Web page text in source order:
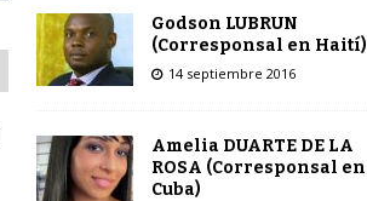
Godson LUBRUN
(Corresponsal en Haití)
14 septiembre 2016
Amelia DUARTE DE LA
ROSA (Corresponsal en
Cuba)